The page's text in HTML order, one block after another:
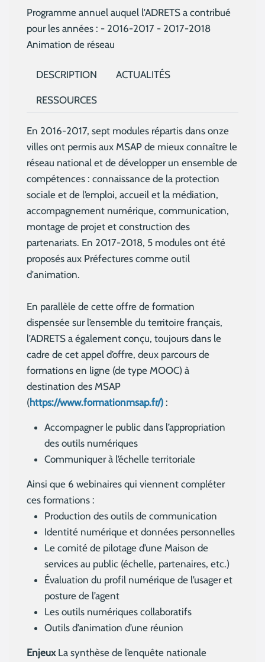
Programme annuel auquel l'ADRETS a contribué
pour les années : - 2016-2017 - 2017-2018
Animation de réseau
DESCRIPTION ACTUALITÉS
RESSOURCES
En 2016-2017, sept modules répartis dans onze
villes ont permis aux MSAP de mieux connaître le
réseau national et de développer un ensemble de
compétences : connaissance de la protection
sociale et de l’emploi, accueil et la médiation,
accompagnement numérique, communication,
montage de projet et construction des
partenariats. En 2017-2018, 5 modules ont été
proposés aux Préfectures comme outil
d'animation.
En parallèle de cette offre de formation
dispensée sur l’ensemble du territoire français,
l’ADRETS a également conçu, toujours dans le
cadre de cet appel d’offre, deux parcours de
formations en ligne (de type MOOC) à
destination des MSAP
(https://www.formationmsap.fr/) :
Accompagner le public dans l’appropriation
des outils numériques
Communiquer à l’échelle territoriale
Ainsi que 6 webinaires qui viennent compléter
ces formations :
Production des outils de communication
Identité numérique et données personnelles
Le comité de pilotage d’une Maison de
services au public (échelle, partenaires, etc.)
Évaluation du profil numérique de l’usager et
posture de l’agent
Les outils numériques collaboratifs
Outils d’animation d’une réunion
EnjeuxLa synthèse de l’enquête nationale